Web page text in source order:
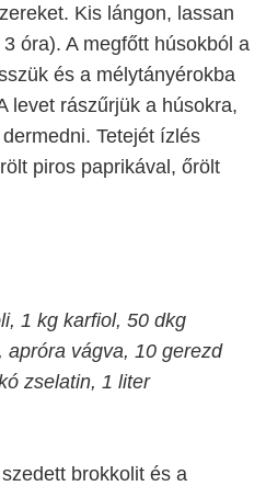
Kis lángon, lassan
óra). A megfőtt húsokból a
és a mélytányérokba
levet rászűrjük a húsokra,
Tetejét ízlés
piros paprikával, őrölt
1 kg karfiol, 50 dkg
apróra vágva, 10 gerezd
zselatin, 1 liter
brokkolit és a